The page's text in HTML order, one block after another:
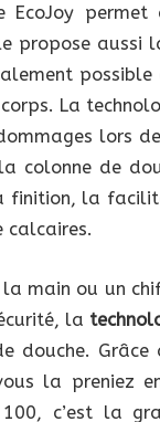
permet
le propose aussi
La
lors
colonne de
finition, la
calcaires.
main ou un
la
douche.
la preniez
c’est la